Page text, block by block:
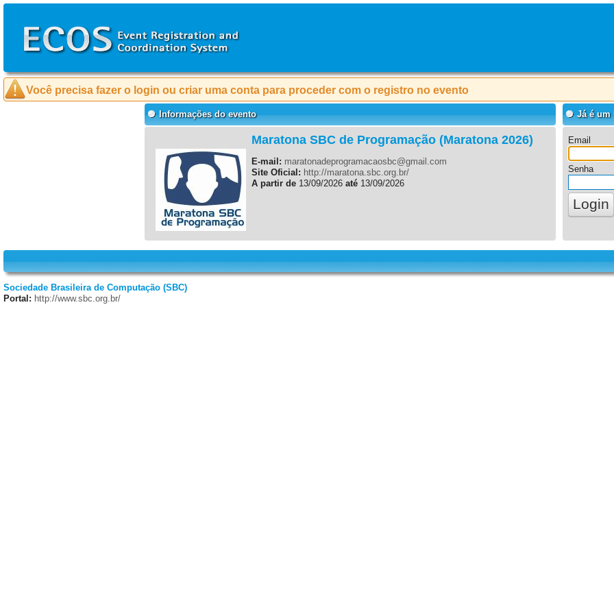
Você precisa fazer o login ou criar uma conta para proceder com o registro no evento
Informações do evento
Maratona SBC de Programação (Maratona 2026)
E-mail: maratonadeprogramacaosbc@gmail.com
Site Oficial: http://maratona.sbc.org.br/
A partir de 13/09/2026 até 13/09/2026
Já é um
Email
Senha
Sociedade Brasileira de Computação (SBC)
Portal: http://www.sbc.org.br/